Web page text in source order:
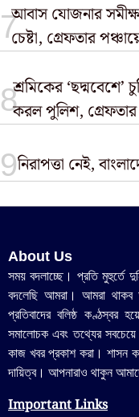
আবাস যোজনার
চেষ্টা, গ্রেফতার
শ্রমিকের ‘ছদ্মবেশে’
করল পুলিশ,
নিরাপত্তা নেই,
About Us
সময় বদলাচ্ছে। প্রতি মুহুর্তে
বদলেছি আমরা। আমরা থাকব
প্রতিবাদের বলিষ্ঠ কণ্ঠস্বর
সমালোচক এবং তথ্যের সবচেয়ে
কাজ খবর প্রকাশ করা। শাসন
দায়িত্ব। আপনারাও থাকুন
Important Links